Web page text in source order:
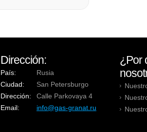
Dirección:
País:
Rusia
Ciudad:
San Petersburgo
Dirección:
Calle Parkovaya 4
Email:
info@gas-granat.ru
¿Por